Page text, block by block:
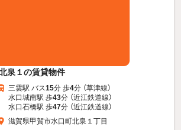
泉１の賃貸物件
三雲駅 バス15分 歩4分 （草津線）
水口城南駅 歩43分 （近江鉄道線）
水口石橋駅 歩47分 （近江鉄道線）
滋賀県甲賀市水口町北泉１丁目